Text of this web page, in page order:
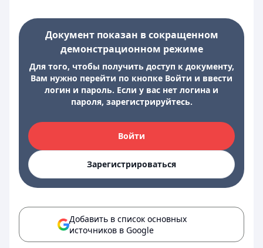
Документ показан в сокращенном
демонстрационном режиме
Для того, чтобы получить доступ к документу,
Вам нужно перейти по кнопке Войти и ввести
логин и пароль. Если у вас нет логина и
пароля, зарегистрируйтесь.
Войти
Зарегистрироваться
Добавить в список основных
источников в Google